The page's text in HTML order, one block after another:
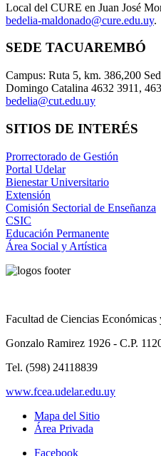
Local del CURE en Juan José
bedelia-maldonado@cure.edu.uy.
SEDE TACUAREMBÓ
Campus: Ruta 5, km. 386,200
Domingo Catalina 4632 3911,
bedelia@cut.edu.uy
SITIOS DE INTERÉS
Prorrectorado de Gestión
Portal Udelar
Bienestar Universitario
Extensión
Comisión Sectorial de Enseñanza
CSIC
Educación Permanente
Área Social y Artística
Facultad de Ciencias
Gonzalo Ramirez 1926 - C.P.
Tel. (598) 24118839
www.fcea.udelar.edu.uy
Mapa del Sitio
Área Privada
Facebook